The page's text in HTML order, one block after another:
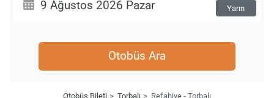
Yarın
Otobüs Ara
Otobüs Bileti Torbalı Refahiye - Torbalı